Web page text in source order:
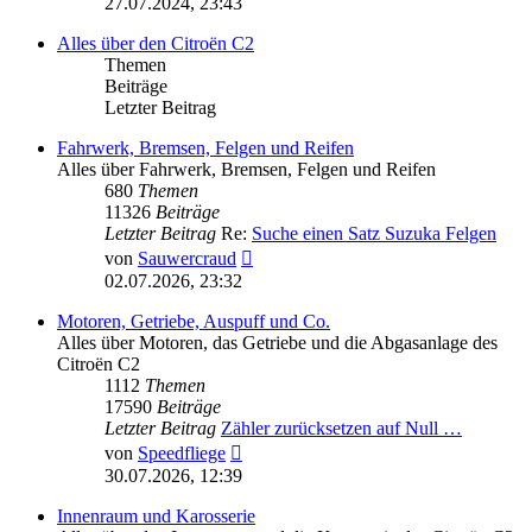
Alles über den Citroën C2
Themen
Beiträge
Letzter Beitrag
Fahrwerk, Bremsen, Felgen und Reifen
Alles über Fahrwerk, Bremsen, Felgen und Reifen
680 Themen
11326 Beiträge
Letzter Beitrag Re: Suche einen Satz Suzuka Felgen
von Sauwercraud
02.07.2026, 23:32
Motoren, Getriebe, Auspuff und Co.
Alles über Motoren, das Getriebe und die Abgasanlage des
Citroën C2
1112 Themen
17590 Beiträge
Letzter Beitrag Zähler zurücksetzen auf Null …
von Speedfliege
Beitrag
30.07.2026, 12:39
Innenraum und Karosserie